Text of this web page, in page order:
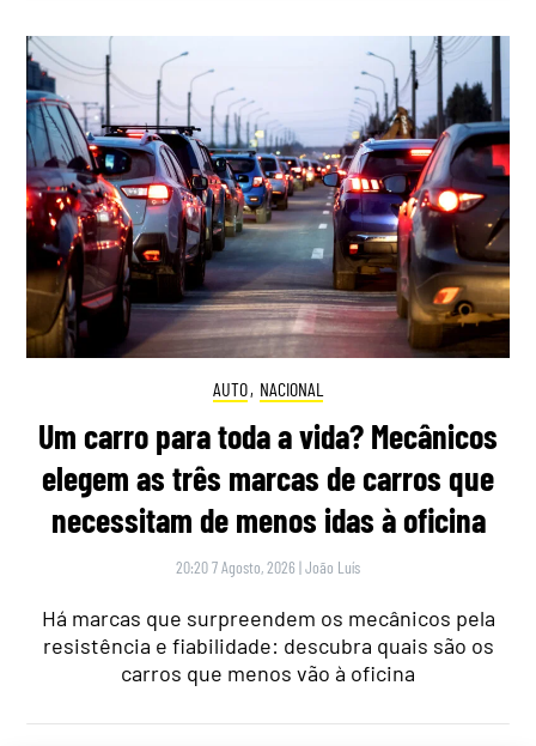
AUTO, NACIONAL
Um carro para toda a vida? Mecânicos
elegem as três marcas de carros que
necessitam de menos idas à oficina
20:20 7 Agosto, 2026 |João Luís
Há marcas que surpreendem os mecânicos pela
resistência e fiabilidade: descubra quais são os
carros que menos vão à oficina